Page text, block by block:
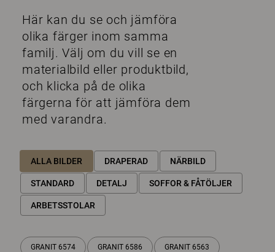
Här kan du se och jämföra
olika färger inom samma
familj. Välj om du vill se en
materialbild eller produktbild,
och klicka på de olika
färgerna för att jämföra dem
med varandra.
ALLA BILDER DRAPERAD NÄRBILD
STANDARD DETALJ SOFFOR & FÅTÖLJER
ARBETSSTOLAR
GRANIT 6574 GRANIT 6586 GRANIT 6563